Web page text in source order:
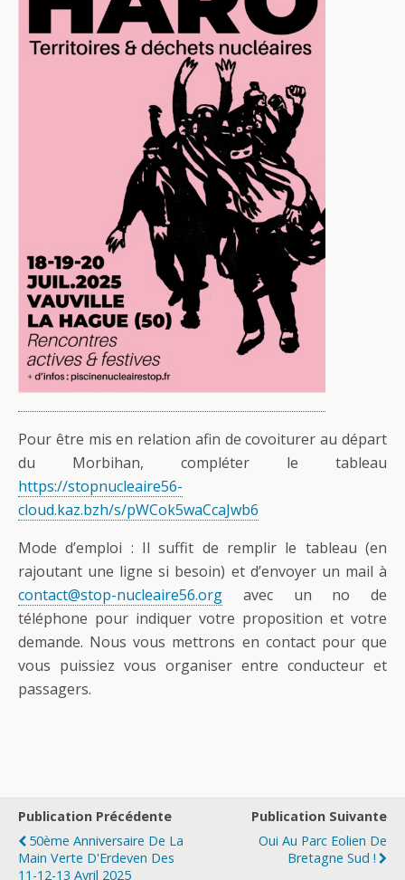
Pour être mis en relation afin de covoiturer au départ
du Morbihan, compléter le tableau
https://stopnucleaire56-
cloud.kaz.bzh/s/pWCok5waCcaJwb6
Mode d’emploi : Il suffit de remplir le tableau (en
rajoutant une ligne si besoin) et d’envoyer un mail à
contact@stop-nucleaire56.org avec un no de
téléphone pour indiquer votre proposition et votre
demande. Nous vous mettrons en contact pour que
vous puissiez vous organiser entre conducteur et
passagers.
Publication Précédente
50ème Anniversaire De La
Main Verte D'Erdeven Des
11-12-13 Avril 2025
Publication Suivante
Oui Au Parc Eolien De
Bretagne Sud !